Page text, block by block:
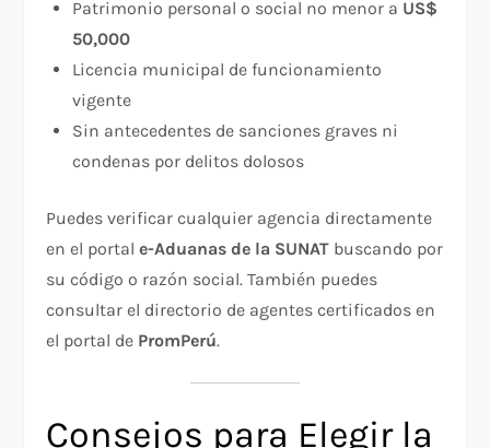
Patrimonio personal o social no menor a US$
50,000
Licencia municipal de funcionamiento
vigente
Sin antecedentes de sanciones graves ni
condenas por delitos dolosos
Puedes verificar cualquier agencia directamente
en el portale-Aduanas de la SUNAT buscando por
su código o razón social. También puedes
consultar el directorio de agentes certificados en
el portal de PromPerú.
Consejos para Elegir la